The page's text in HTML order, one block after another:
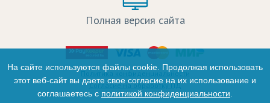
Полная версия сайта
Политика конфиденциальности
Согласие на обработку ПД
-
На сайте используются файлы cookie. Продолжая использовать
этот веб-сайт вы даете свое согласие на их использование и
соглашаетесь с политикой конфиденциальности